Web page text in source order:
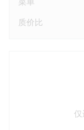
质价比